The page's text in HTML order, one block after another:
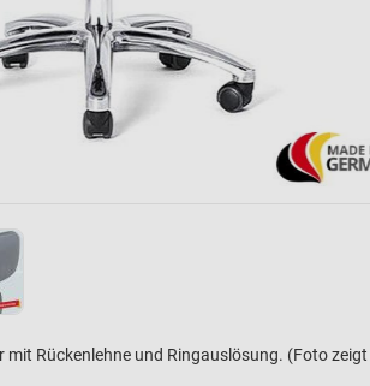
Rückenlehne und Ringauslösung. (Foto zeigt